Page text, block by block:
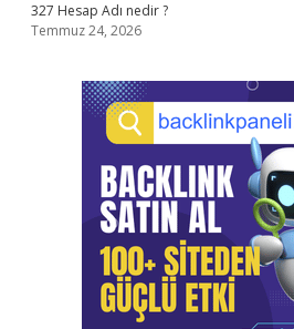
327 Hesap Adı nedir ?
Temmuz 24, 2026